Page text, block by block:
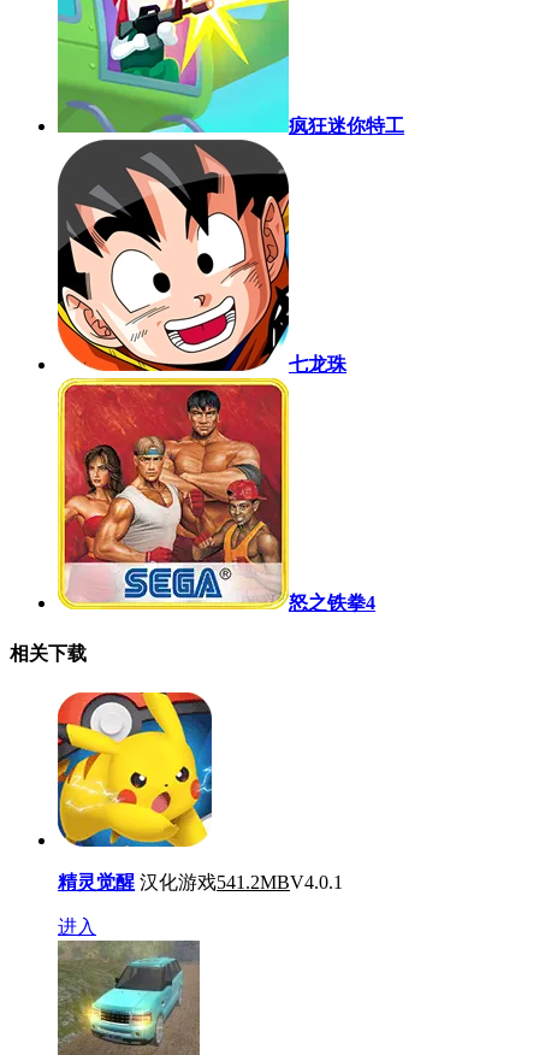
疯狂迷你特工
七龙珠
怒之铁拳4
相关下载
精灵觉醒 汉化游戏541.2MBV4.0.1
进入